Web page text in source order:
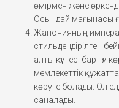
өмірмен және
Осындай мағынасы
Жапонияның
стильдендірілген
алты күлтесі бар гүл
мемлекеттік
көруге болады. Ол
саналады.